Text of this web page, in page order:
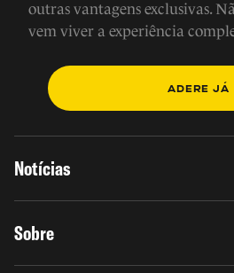
outras vantagens exclusivas.
vem viver a experiência
ADERE JÁ
Notícias
Sobre